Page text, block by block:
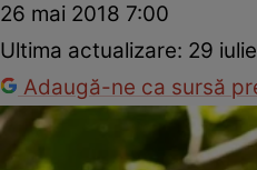
26 mai 2018 7:00
Ultima actualizare: 29
Adaugă-ne ca sursă